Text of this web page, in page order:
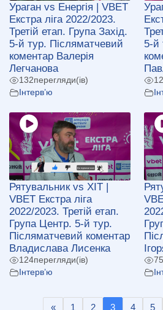
Ураган vs Енергія | VBET
Екстра ліга 2022/2023.
Третій етап. Група Захід.
5-й тур. Післяматчевий
коментар Валерія
Легчанова
132перегляди(ів)
Інтерв’ю
5-й
Рятувальник vs ХІТ |
VBET Екстра ліга
2022/2023. Третій етап.
Група Центр. 5-й тур.
Післяматчевий коментар
Владислава Лисенка
124перегляди(ів)
Інтерв’ю
75
« 1 2 3 4 5